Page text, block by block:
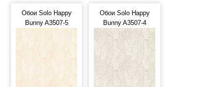
Обои Solo Happy
Bunny A3507-5
Обои Solo Happy
Bunny A3507-4